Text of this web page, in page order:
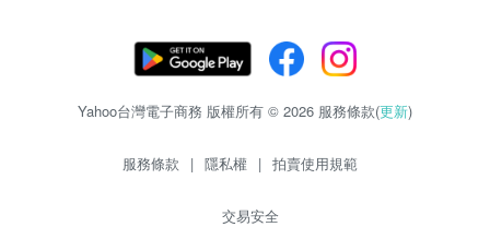
Yahoo台灣電子商務 版權所有 © 2026 服務條款(更新)
服務條款 | 隱私權 | 拍賣使用規範
交易安全